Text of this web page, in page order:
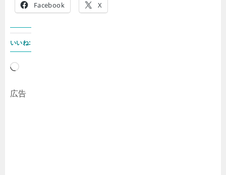
Facebook X
いいね:
読
込
広告